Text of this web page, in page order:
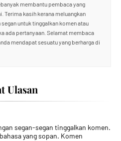
membantu pembaca yang
Terima kasih kerana meluangkan
segan untuk tinggalkan komen atau
ada pertanyaan. Selamat membaca
mendapat sesuatu yang berharga di
Ulasan
segan-segan tinggalkan komen.
yang sopan. Komen